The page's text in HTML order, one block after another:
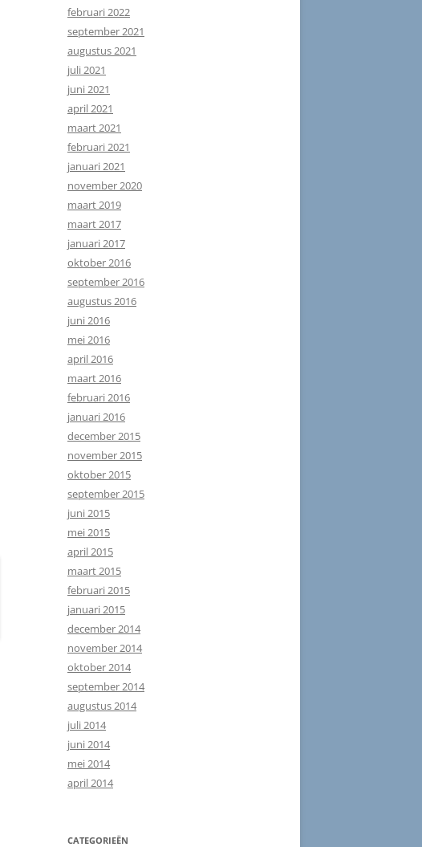
februari 2022
september 2021
augustus 2021
juli 2021
juni 2021
april 2021
maart 2021
februari 2021
januari 2021
november 2020
maart 2019
maart 2017
januari 2017
oktober 2016
september 2016
augustus 2016
juni 2016
mei 2016
april 2016
maart 2016
februari 2016
januari 2016
december 2015
november 2015
oktober 2015
september 2015
juni 2015
mei 2015
april 2015
maart 2015
februari 2015
januari 2015
december 2014
november 2014
oktober 2014
september 2014
augustus 2014
juli 2014
juni 2014
mei 2014
april 2014
CATEGORIEËN